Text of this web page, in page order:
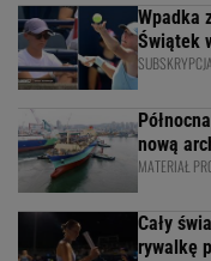
Wpadka
Świątek
SUBSKRYPCJA
nową
MATERIAŁ
Cały
rywalkę